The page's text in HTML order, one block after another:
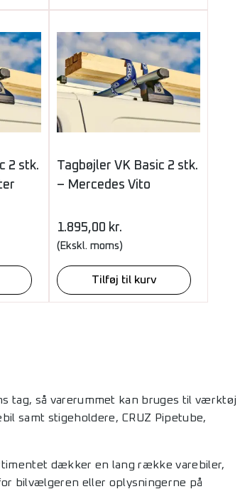
2 stk.
Tagbøjler VK Basic 2 stk.
– Mercedes Vito
1.895,00 kr.
(Ekskl. moms)
Tilføj til kurv
tag, så varerummet kan bruges til værktøj
samt stigeholdere, CRUZ Pipetube,
dækker en lang række varebiler,
bilvælgeren eller oplysningerne på